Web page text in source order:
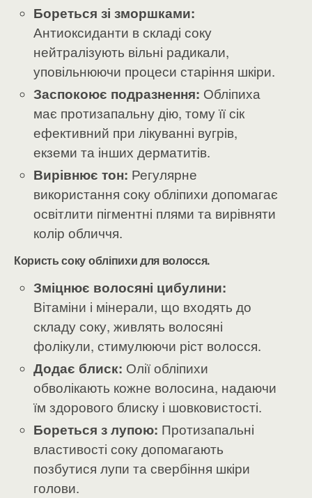
Бореться зі зморшками:
Антиоксиданти в складі соку
нейтралізують вільні радикали,
уповільнюючи процеси старіння шкіри.
Заспокоює подразнення: Обліпиха
має протизапальну дію, тому її сік
ефективний при лікуванні вугрів,
екземи та інших дерматитів.
Вирівнює тон: Регулярне
використання соку обліпихи допомагає
освітлити пігментні плями та вирівняти
колір обличчя.
Користь соку обліпихи для волосся.
Зміцнює волосяні цибулини:
Вітаміни і мінерали, що входять до
складу соку, живлять волосяні
фолікули, стимулюючи ріст волосся.
Додає блиск: Олії обліпихи
обволікають кожне волосина, надаючи
їм здорового блиску і шовковистості.
Бореться з лупою: Протизапальні
властивості соку допомагають
позбутися лупи та свербіння шкіри
голови.